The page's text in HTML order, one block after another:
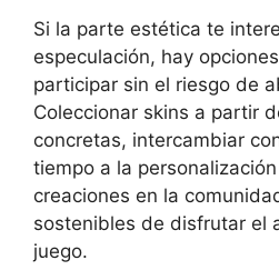
Si la parte estética te
especulación, hay
participar sin el riesgo de
Coleccionar skins a partir
concretas, intercambiar
tiempo a la
creaciones en la
sostenibles de disfrutar el
juego.